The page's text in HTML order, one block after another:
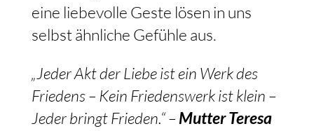
eine liebevolle Geste lösen in uns
selbst ähnliche Gefühle aus.
„Jeder Akt der Liebe ist ein Werk des
Friedens – Kein Friedenswerk ist klein –
Jeder bringt Frieden.“ – Mutter Teresa